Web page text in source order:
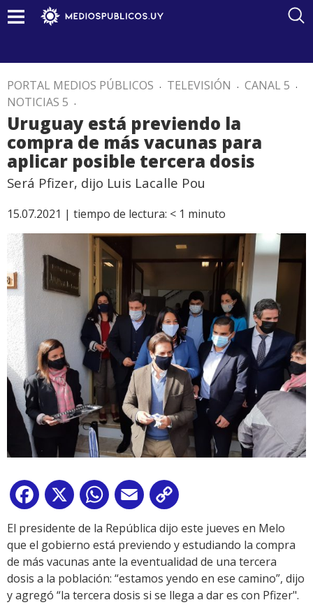
PORTAL MEDIOS PÚBLICOS . TELEVISIÓN . CANAL 5 .
NOTICIAS 5 .
Uruguay está previendo la
compra de más vacunas para
aplicar posible tercera dosis
Será Pfizer, dijo Luis Lacalle Pou
15.07.2021 | tiempo de lectura: < 1 minuto
Facebook
X WhatsApp
Email
Link
El presidente de la República dijo este jueves en Melo
que el gobierno está previendo y estudiando la compra
de más vacunas ante la eventualidad de una tercera
dosis a la población: “estamos yendo en ese camino”, dijo
y agregó “la tercera dosis si se llega a dar es con Pfizer".